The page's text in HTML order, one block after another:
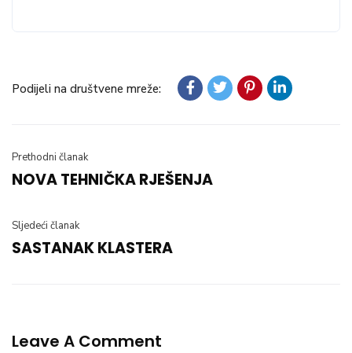
Podijeli na društvene mreže:
Prethodni članak
NOVA TEHNIČKA RJEŠENJA
Sljedeći članak
SASTANAK KLASTERA
Leave A Comment